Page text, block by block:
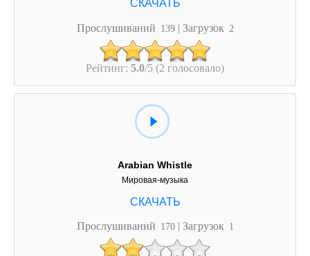
Прослушиваний 139 | Загрузок 2
Рейтинг: 5.0/5 (2 голосовало)
Arabian Whistle
Мировая-музыка
Прослушиваний 170 | Загрузок 1